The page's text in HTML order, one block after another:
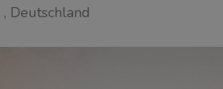
, Deutschland